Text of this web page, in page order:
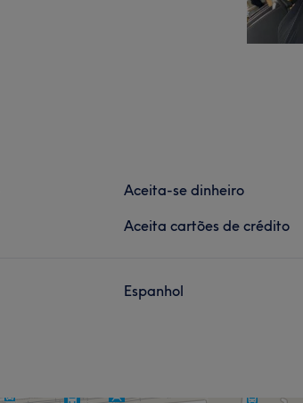
Aceita-se dinheiro
Aceita cartões de crédito
Espanhol